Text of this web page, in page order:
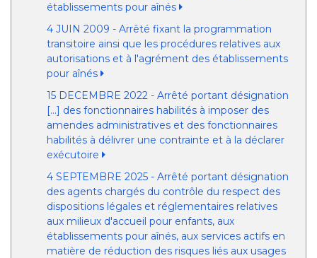
établissements pour aînés
4 JUIN 2009 - Arrêté fixant la programmation
transitoire ainsi que les procédures relatives aux
autorisations et à l'agrément des établissements
pour aînés
15 DECEMBRE 2022 - Arrêté portant désignation
[...] des fonctionnaires habilités à imposer des
amendes administratives et des fonctionnaires
habilités à délivrer une contrainte et à la déclarer
exécutoire
4 SEPTEMBRE 2025 - Arrêté portant désignation
des agents chargés du contrôle du respect des
dispositions légales et réglementaires relatives
aux milieux d'accueil pour enfants, aux
établissements pour aînés, aux services actifs en
matière de réduction des risques liés aux usages